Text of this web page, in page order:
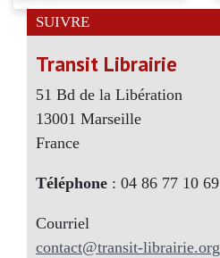
SUIVRE
Transit Librairie
51 Bd de la Libération
13001 Marseille
France
Téléphone : 04 86 77 10 69
Courriel
contact@transit-librairie.org